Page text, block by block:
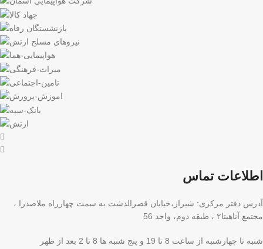
اطلاعات تماس
آدرس دفتر مرکزی: شیراز،خیابان قصرالدشت به سمت چهارراه ملاصدرا ،
مجتمع آناهیتا۲ ، طبقه دوم، واحد 56
شنبه تا چهارشنبه از ساعت 8 تا 19 و پنج شنبه ها 8 تا 2 بعد از ظهر